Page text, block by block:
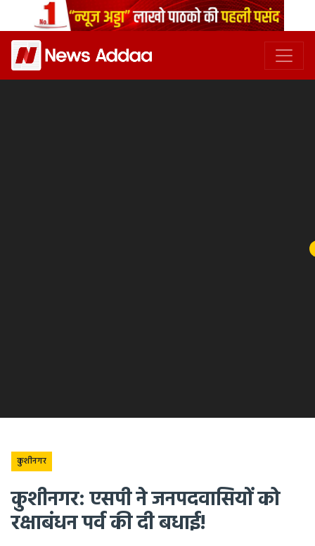
कुशीनगर
कुशीनगर: एसपी ने जनपदवासियों को
रक्षाबंधन पर्व की दी बधाई!